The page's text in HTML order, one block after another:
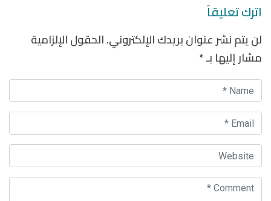
اترك تعليقاً
لن يتم نشر عنوان بريدك الإلكتروني.الحقول الإلزامية
مشار إليها بـ*